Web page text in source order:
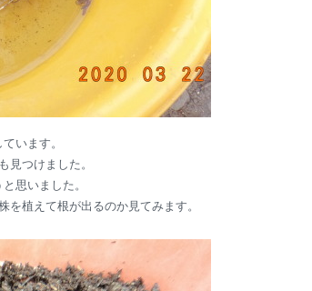
います。
見つけました。
思いました。
植えて根が出るのか見てみます。